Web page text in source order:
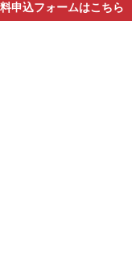
申込フォームはこちら